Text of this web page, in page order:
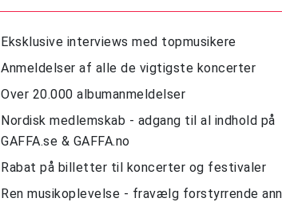
Eksklusive interviews med topmusikere
Anmeldelser af alle de vigtigste koncerter
Over 20.000 albumanmeldelser
Nordisk medlemskab - adgang til al indhold på
GAFFA.se & GAFFA.no
Rabat på billetter til koncerter og festivaler
Ren musikoplevelse - fravælg forstyrrende